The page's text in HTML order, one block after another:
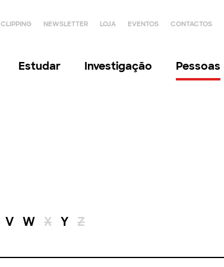
CLIPPING NEWSLETTER LOJA EVENTOS CONTACTOS
Estudar Investigação Pessoas
V W X Y Z